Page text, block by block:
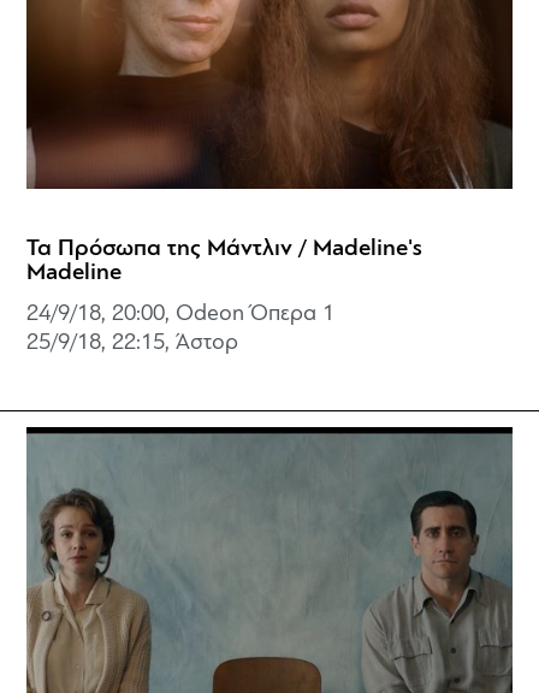
Τα Πρόσωπα της Μάντλιν / Madeline's
Madeline
24/9/18, 20:00, Odeon Όπερα 1
25/9/18, 22:15, Άστορ